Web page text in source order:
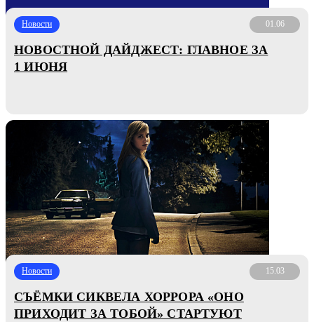
Новости 01.06
НОВОСТНОЙ ДАЙДЖЕСТ: ГЛАВНОЕ ЗА
1 ИЮНЯ
Новости 15.03
СЪЁМКИ СИКВЕЛА ХОРРОРА «ОНО
ПРИХОДИТ ЗА ТОБОЙ» СТАРТУЮТ